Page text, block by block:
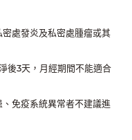
處發炎及私密處腫瘤或其
後3天，月經期間不能適合
免疫系統異常者不建議進